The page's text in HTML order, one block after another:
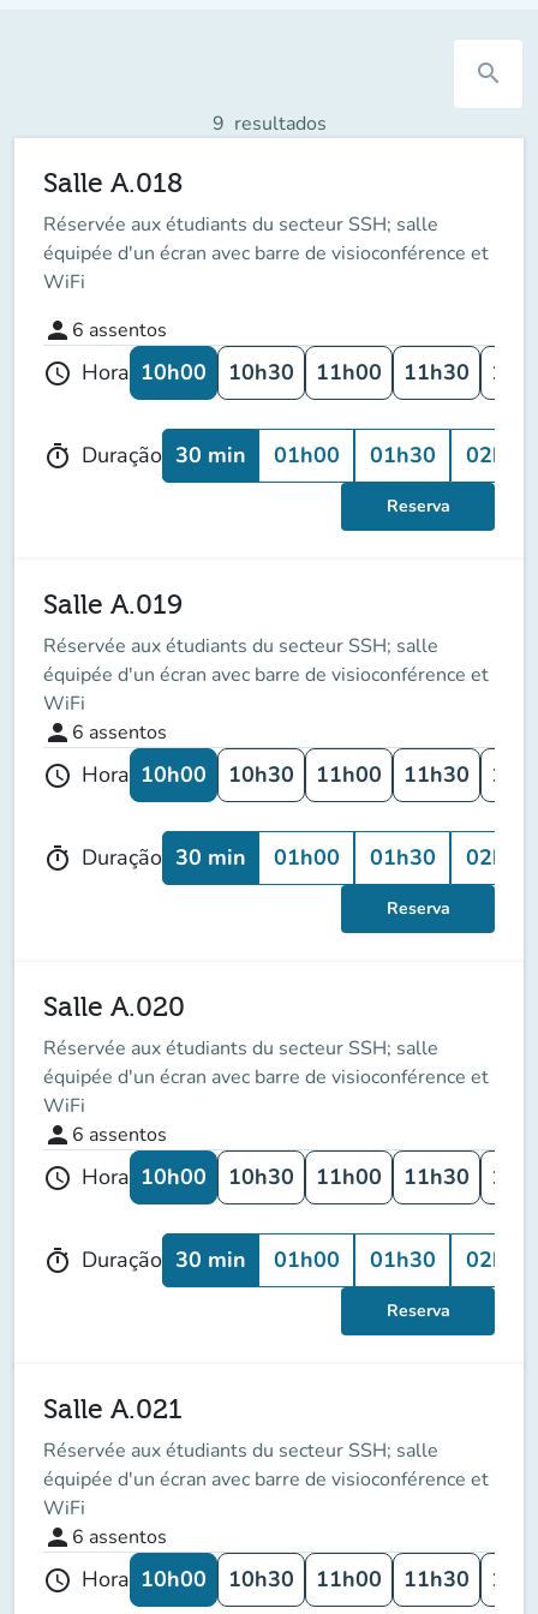
search
9 resultados
Salle A.018
Réservée aux étudiants du secteur SSH; salle
équipée d'un écran avec barre de visioconférence et
WiFi
person 6 assentos
schedule Hora 10h00 10h30 11h00 11h30
timer Duração 30 min 01h00 01h30 02h00
Reserva
Salle A.019
Réservée aux étudiants du secteur SSH; salle
équipée d'un écran avec barre de visioconférence et
WiFi
person 6 assentos
schedule Hora 10h00 10h30 11h00 11h30
timer Duração 30 min 01h00 01h30 02h00
Reserva
Salle A.020
Réservée aux étudiants du secteur SSH; salle
équipée d'un écran avec barre de visioconférence et
WiFi
person 6 assentos
schedule Hora 10h00 10h30 11h00 11h30
timer Duração 30 min 01h00 01h30 02h00
Reserva
Salle A.021
Réservée aux étudiants du secteur SSH; salle
équipée d'un écran avec barre de visioconférence et
WiFi
person 6 assentos
schedule Hora 10h00 10h30 11h00 11h30